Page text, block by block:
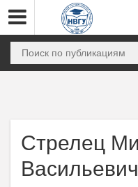
Стрелец
Васильевич